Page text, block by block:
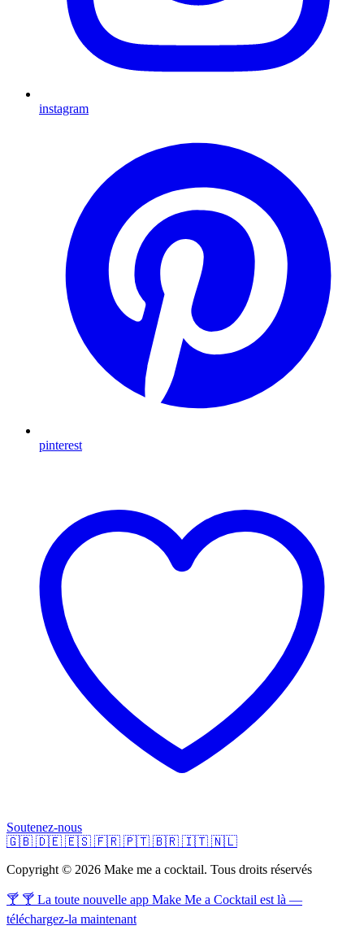
instagram
pinterest
Soutenez-nous
🇬🇧 🇩🇪 🇪🇸 🇫🇷 🇵🇹 🇧🇷 🇮🇹 🇳🇱
Copyright © 2026 Make me a cocktail. Tous droits réservés
🍸 🍸 La toute nouvelle app Make Me a Cocktail est là —
téléchargez-la maintenant